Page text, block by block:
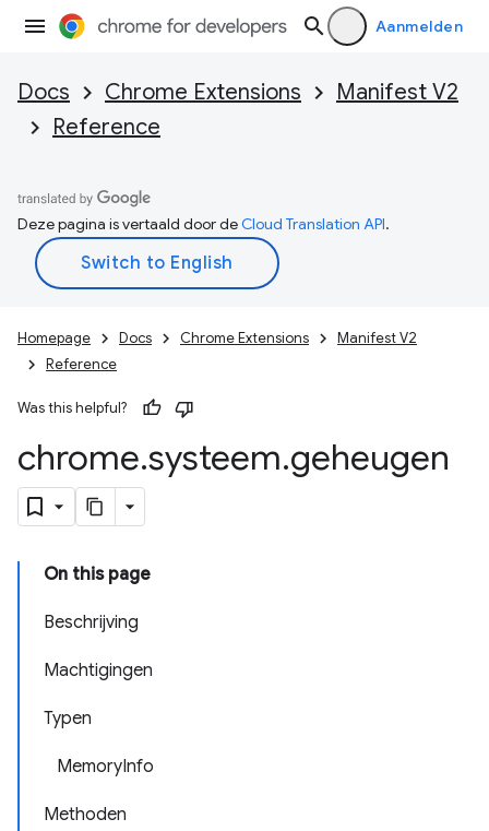
Aanmelden
Docs Chrome Extensions
Manifest V2
Reference
Deze pagina is vertaald door deCloud Translation API.
Homepage Docs Chrome Extensions
Manifest V2
Reference
Was this helpful?
chrome.systeem.geheugen
On this page
Beschrijving
Machtigingen
Typen
MemoryInfo
Methoden